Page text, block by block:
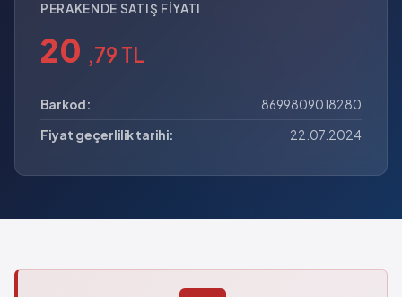
PERAKENDE SATIŞ FIYATI
20 ,79 TL
Barkod:
8699809018280
Fiyat geçerlilik tarihi:
22.07.2024